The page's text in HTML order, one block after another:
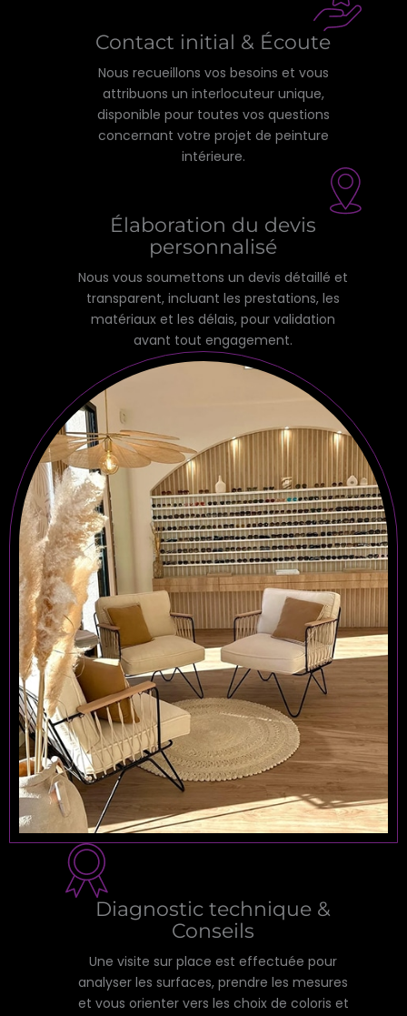
Contact initial & Écoute
Nous recueillons vos besoins et vous
attribuons un interlocuteur unique,
disponible pour toutes vos questions
concernant votre projet de peinture
intérieure.
Élaboration du devis
personnalisé
Nous vous soumettons un devis détaillé et
transparent, incluant les prestations, les
matériaux et les délais, pour validation
avant tout engagement.
Diagnostic technique &
Conseils
Une visite sur place est effectuée pour
analyser les surfaces, prendre les mesures
et vous orienter vers les choix de coloris et